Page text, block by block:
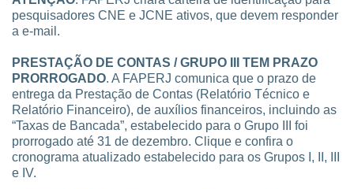
professor emérito da UFRJ Luiz Eurico Nasciutti
ATENÇÃO
pesquisadores CNE e JCNE ativos, que devem responder
a e-mail.
PRESTAÇÃO DE CONTAS / GRUPO III TEM PRAZO
PRORROGADO. A FAPERJ comunica que o prazo de
entrega da Prestação de Contas (Relatório Técnico e
Relatório Financeiro), de auxílios financeiros, incluindo as
“Taxas de Bancada”, estabelecido para o Grupo III foi
prorrogado até 31 de dezembro. Clique e confira o